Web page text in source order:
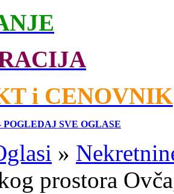
i CENOVNIK
SVE OGLASE
»
prostora